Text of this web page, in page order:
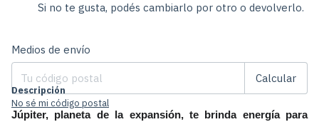
Si no te gusta, podés cambiarlo por otro o devolverlo.
Entregas para el CP:
Medios de envío
Calcular
No sé mi código postal
Descripción
Júpiter, planeta de la expansión, te brinda energía para